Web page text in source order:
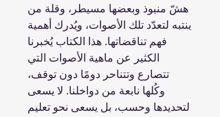
هشّ منبوذ وبعضها مسيطر، وقلة من
ينتبه لتعدّد تلك الأصوات، ويُدرك أهمية
فهم تناقضاتها. هذا الكتاب يُخبرنا
الكثير عن ماهية الأصوات التي
تتصارع وتتناحر دومًا دون توقف،
وكُلها نابعة من دواخلنا. لا يسعى
لتحديدها وحسب، بل يسعى نحو تعليم